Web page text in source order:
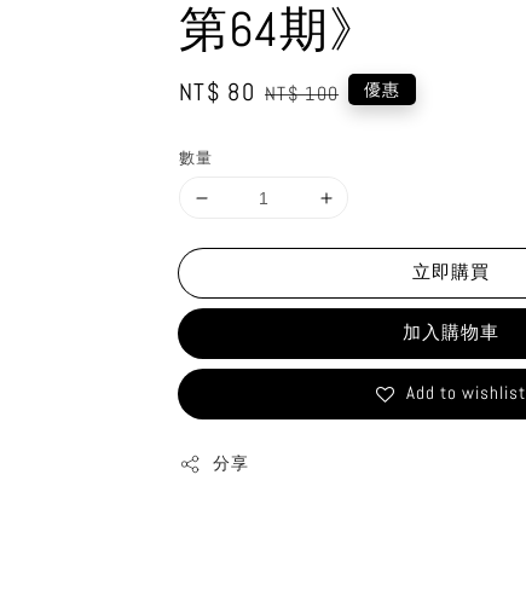
第64期》
Sale
NT$ 80 Regular
NT$ 100 優惠
數量
立即購買
加入購物車
Add to wishlist
分享